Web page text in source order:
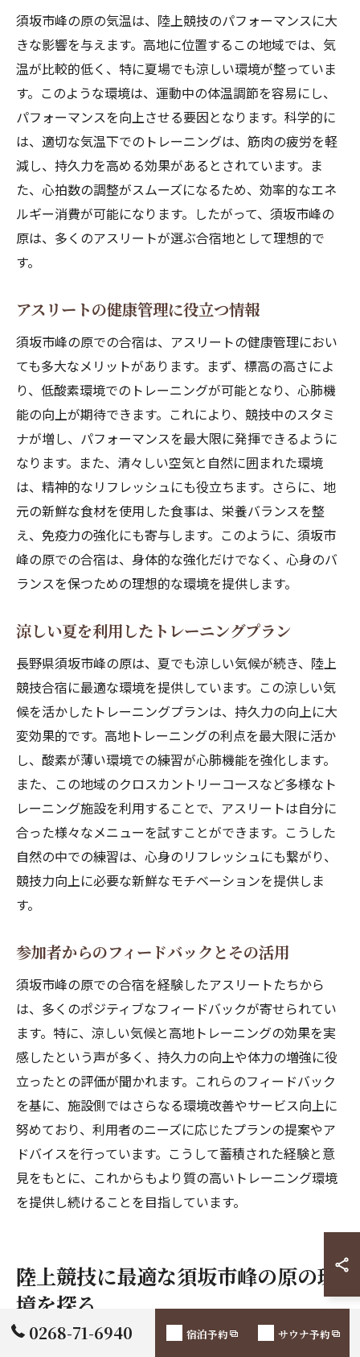
須坂市峰の原の気温は、陸上競技のパフォーマンスに大
きな影響を与えます。高地に位置するこの地域では、気
温が比較的低く、特に夏場でも涼しい環境が整っていま
す。このような環境は、運動中の体温調節を容易にし、
パフォーマンスを向上させる要因となります。科学的に
は、適切な気温下でのトレーニングは、筋肉の疲労を軽
減し、持久力を高める効果があるとされています。ま
た、心拍数の調整がスムーズになるため、効率的なエネ
ルギー消費が可能になります。したがって、須坂市峰の
原は、多くのアスリートが選ぶ合宿地として理想的で
す。
アスリートの健康管理に役立つ情報
須坂市峰の原での合宿は、アスリートの健康管理におい
ても多大なメリットがあります。まず、標高の高さによ
り、低酸素環境でのトレーニングが可能となり、心肺機
能の向上が期待できます。これにより、競技中のスタミ
ナが増し、パフォーマンスを最大限に発揮できるように
なります。また、清々しい空気と自然に囲まれた環境
は、精神的なリフレッシュにも役立ちます。さらに、地
元の新鮮な食材を使用した食事は、栄養バランスを整
え、免疫力の強化にも寄与します。このように、須坂市
峰の原での合宿は、身体的な強化だけでなく、心身のバ
ランスを保つための理想的な環境を提供します。
涼しい夏を利用したトレーニングプラン
長野県須坂市峰の原は、夏でも涼しい気候が続き、陸上
競技合宿に最適な環境を提供しています。この涼しい気
候を活かしたトレーニングプランは、持久力の向上に大
変効果的です。高地トレーニングの利点を最大限に活か
し、酸素が薄い環境での練習が心肺機能を強化します。
また、この地域のクロスカントリーコースなど多様なト
レーニング施設を利用することで、アスリートは自分に
合った様々なメニューを試すことができます。こうした
自然の中での練習は、心身のリフレッシュにも繋がり、
競技力向上に必要な新鮮なモチベーションを提供しま
す。
参加者からのフィードバックとその活用
須坂市峰の原での合宿を経験したアスリートたちから
は、多くのポジティブなフィードバックが寄せられてい
ます。特に、涼しい気候と高地トレーニングの効果を実
感したという声が多く、持久力の向上や体力の増強に役
立ったとの評価が聞かれます。これらのフィードバック
を基に、施設側ではさらなる環境改善やサービス向上に
努めており、利用者のニーズに応じたプランの提案やア
ドバイスを行っています。こうして蓄積された経験と意
見をもとに、これからもより質の高いトレーニング環境
を提供し続けることを目指しています。
陸上競技に最適な須坂市峰の原の環
境を探る
0268-71-6940 宿泊予約 サウナ予約